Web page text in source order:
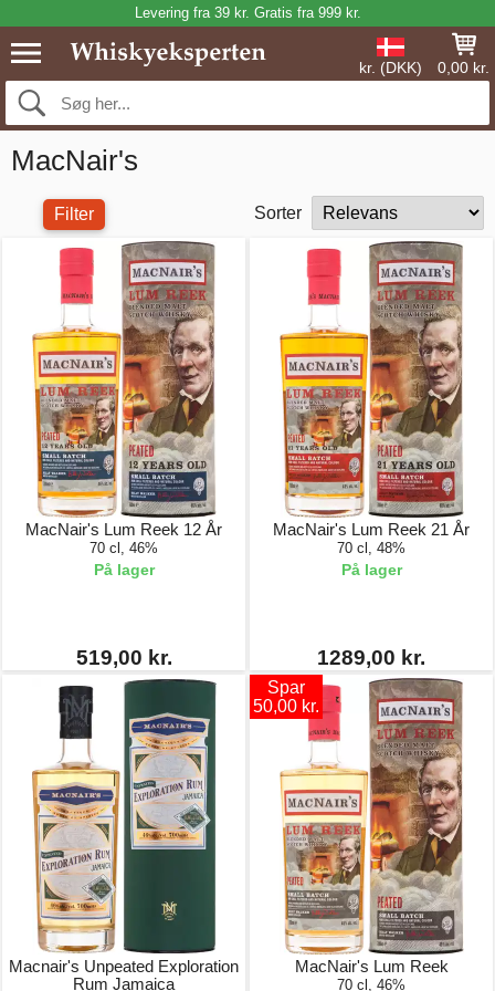
Levering fra 39 kr. Gratis fra 999 kr.
kr. (DKK) 0,00 kr.
MacNair's
Filter Sorter
MacNair's Lum Reek 12 År
70 cl, 46%
På lager
519,00 kr.
MacNair's Lum Reek 21 År
70 cl, 48%
På lager
1289,00 kr.
Macnair's Unpeated Exploration
Rum Jamaica
Spar
50,00 kr.
MacNair's Lum Reek
70 cl, 46%